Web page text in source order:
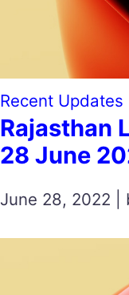
Recent Updates
Rajasthan
28 June
June 28, 2022 |